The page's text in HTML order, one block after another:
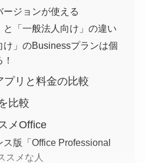
ージョンが使える
と「一般法人向け」の違い
け」のBusinessプランは個
プリと料金の比較
比較
メOffice
ス版「Office Professional
スメな人